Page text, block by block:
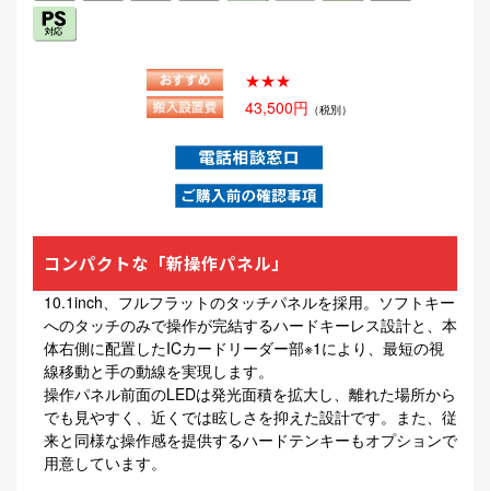
★★★
43,500円 （税別）
コンパクトな「新操作パネル」
10.1inch、フルフラットのタッチパネルを採用。ソフトキー
へのタッチのみで操作が完結するハードキーレス設計と、本
体右側に配置したICカードリーダー部※1により、最短の視
線移動と手の動線を実現します。
操作パネル前面のLEDは発光面積を拡大し、離れた場所から
でも見やすく、近くでは眩しさを抑えた設計です。また、従
来と同様な操作感を提供するハードテンキーもオプションで
用意しています。